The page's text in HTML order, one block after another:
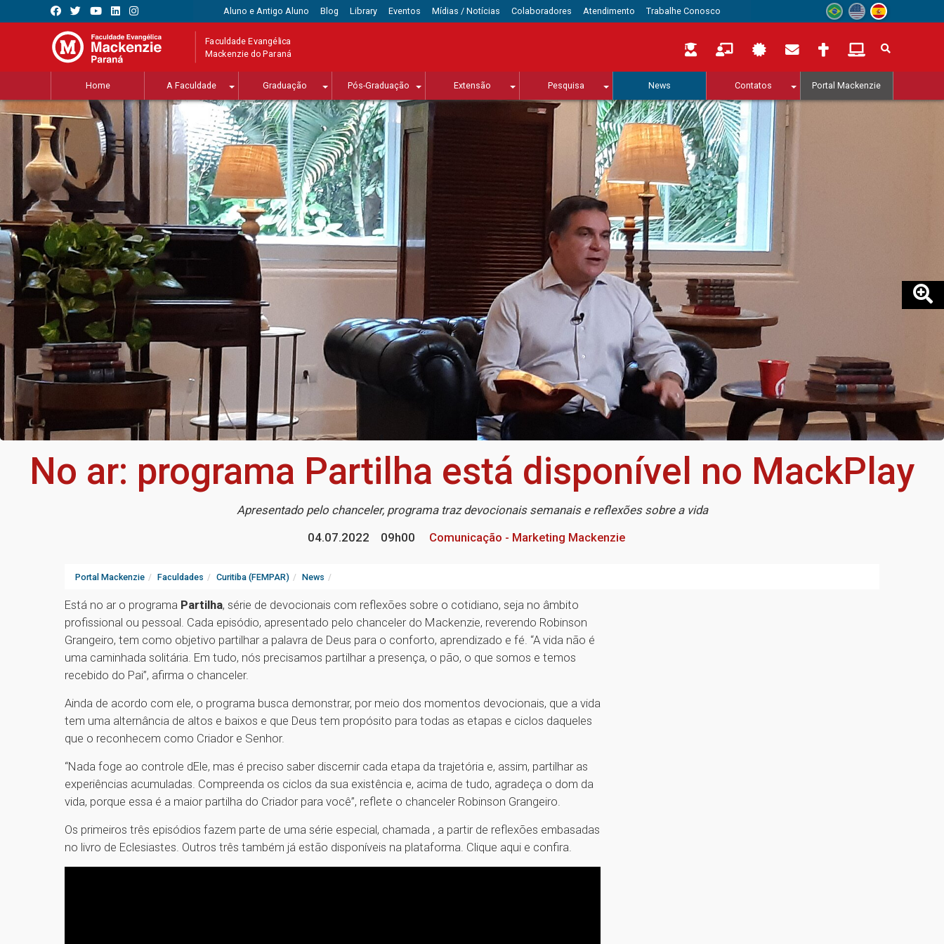
Aluno e Antigo Aluno Blog Library Eventos Mídias / Notícias Colaboradores Atendimento Trabalhe Conosco
Faculdade Evangélica
Mackenzie do Paraná
Home A Faculdade Graduação Pós-Graduação Extensão Pesquisa News Contatos Portal Mackenzie
No ar: programa Partilha está disponível no MackPlay
Apresentado pelo chanceler, programa traz devocionais semanais e reflexões sobre a vida
04.07.2022
09h00 Comunicação - Marketing Mackenzie
Portal Mackenzie Faculdades Curitiba (FEMPAR) News
Está no ar o programa Partilha, série de devocionais com reflexões sobre o cotidiano, seja no âmbito
profissional ou pessoal. Cada episódio, apresentado pelo chanceler do Mackenzie, reverendo Robinson
Grangeiro, tem como objetivo partilhar a palavra de Deus para o conforto, aprendizado e fé. “A vida não é
uma caminhada solitária. Em tudo, nós precisamos partilhar a presença, o pão, o que somos e temos
recebido do Pai”, afirma o chanceler.
Ainda de acordo com ele, o programa busca demonstrar, por meio dos momentos devocionais, que a vida
tem uma alternância de altos e baixos e que Deus tem propósito para todas as etapas e ciclos daqueles
que o reconhecem como Criador e Senhor.
“Nada foge ao controle dEle, mas é preciso saber discernir cada etapa da trajetória e, assim, partilhar as
experiências acumuladas. Compreenda os ciclos da sua existência e, acima de tudo, agradeça o dom da
vida, porque essa é a maior partilha do Criador para você”, reflete o chanceler Robinson Grangeiro.
Os primeiros três episódios fazem parte de uma série especial, chamada , a partir de reflexões embasadas
no livro de Eclesiastes. Outros três também já estão disponíveis na plataforma. Clique aqui e confira.